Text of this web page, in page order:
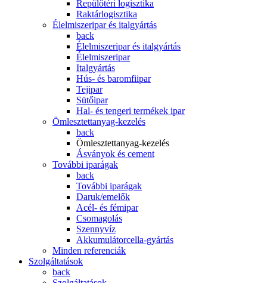
Repülőtéri logisztika
Raktárlogisztika
Élelmiszeripar és italgyártás
back
Élelmiszeripar és italgyártás
Élelmiszeripar
Italgyártás
Hús- és baromfiipar
Tejipar
Sütőipar
Hal- és tengeri termékek ipar
Ömlesztettanyag-kezelés
back
Ömlesztettanyag-kezelés
Ásványok és cement
További iparágak
back
További iparágak
Daruk/emelők
Acél- és fémipar
Csomagolás
Szennyvíz
Akkumulátorcella-gyártás
Minden referenciák
Szolgáltatások
back